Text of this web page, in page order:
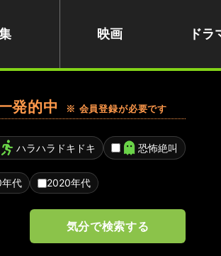
映画 ドラ
発的中 ※ 会員登録が必要です
ハラハラドキドキ 恐怖絶叫
代 2020年代
気分で検索する